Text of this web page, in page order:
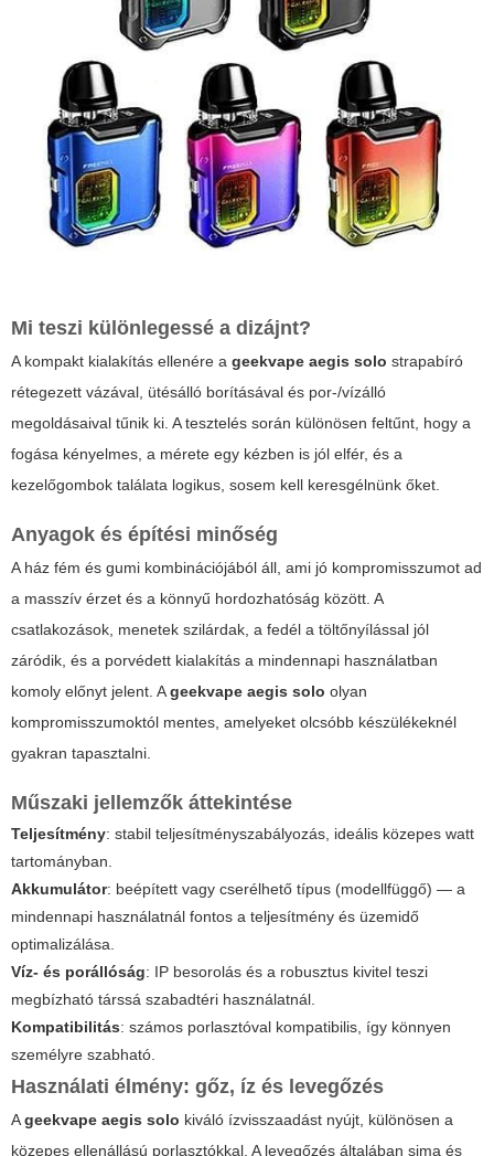
Mi teszi különlegessé a dizájnt?
Akompakt kialakítás ellenére a geekvape aegis solo strapabíró
rétegezett vázával, ütésálló borításával és por-/vízálló
megoldásaival tűnik ki. A tesztelés során különösen feltűnt, hogy a
fogása kényelmes, a mérete egy kézben is jól elfér, és a
kezelőgombok találata logikus, sosem kell keresgélnünk őket.
Anyagok és építési minőség
A ház fém és gumi kombinációjából áll, ami jó kompromisszumot ad
a masszív érzet és a könnyű hordozhatóság között. A
csatlakozások, menetek szilárdak, a fedél a töltőnyílással jól
záródik, és a porvédett kialakítás a mindennapi használatban
komoly előnyt jelent. Ageekvape aegis solo olyan
kompromisszumoktól mentes, amelyeket olcsóbb készülékeknél
gyakran tapasztalni.
Műszaki jellemzők áttekintése
Teljesítmény: stabil teljesítményszabályozás, ideális közepes watt
tartományban.
Akkumulátor: beépített vagy cserélhető típus (modellfüggő) — a
mindennapi használatnál fontos a teljesítmény és üzemidő
optimalizálása.
Víz- és porállóság: IP besorolás és a robusztus kivitel teszi
megbízható társsá szabadtéri használatnál.
Kompatibilitás: számos porlasztóval kompatibilis, így könnyen
személyre szabható.
Használati élmény: gőz, íz és levegőzés
Ageekvape aegis solo kiváló ízvisszaadást nyújt, különösen a
közepes ellenállású porlasztókkal. A levegőzés általában sima és